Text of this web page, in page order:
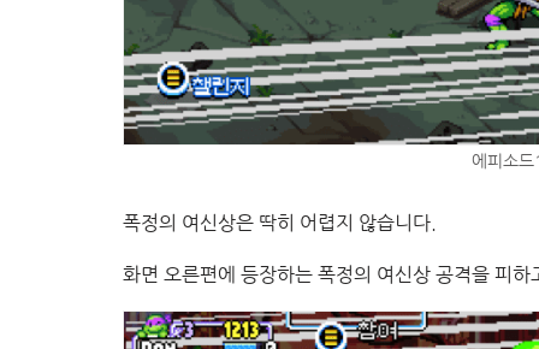
에피소드
폭정의 여신상은 딱히 어렵지 않습니다.
화면 오른편에 등장하는 폭정의 여신상 공격을 피